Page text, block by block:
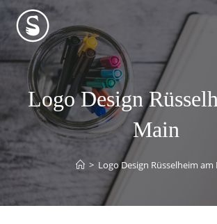
Logo Design
Main
> Logo Design Rüsselheim am